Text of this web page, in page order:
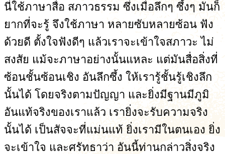
นี่ใช้ภาษาสื่อ สภาวธรรม ซึ่งเมื่อลึกๆ ซึ้งๆ มันก็
ยากที่จะรู้ จึงใช้ภาษา หลายซับหลายซ้อน ฟัง
ด้วยดี ตั้งใจฟังดีๆ แล้วเราจะเข้าใจสภาวะ ไม่
สงสัย แม้จะภาษาอย่างนั้นแหละ แต่มันสื่อสิ่งที่
ซ้อนชั้นซ้อนเชิง อันลึกซึ้ง ให้เรารู้ชั้นรู้เชิงลึก
นั้นได้ โดยจริงตามปัญญา และยิ่งมีฐานมีภูมิ
อันแท้จริงของเราแล้ว เรายิ่งจะรับความจริง
นั้นได้ เป็นสัจจะที่แม่นแท้ ยิ่งเรามีในตนเอง ยิ่ง
จะเข้าใจ และศรัทธาว่า อันนี้ท่านกล่าวสิ่งจริง